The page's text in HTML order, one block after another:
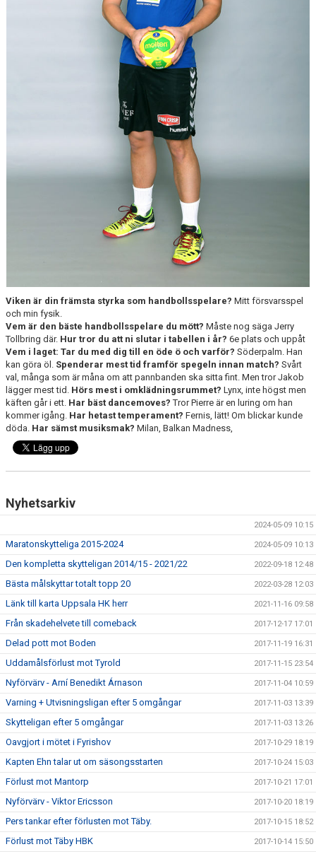
Viken är din främsta styrka som handbollsspelare? Mitt försvarsspel
och min fysik.
Vem är den bäste handbollsspelare du mött? Måste nog säga Jerry
Tollbring där. Hur tror du att ni slutar i tabellen i år? 6e plats och uppåt
Vem i laget: Tar du med dig till en öde ö och varför? Söderpalm. Han
kan göra öl. Spenderar mest tid framför spegeln innan match? Svårt
val, många som är måna om att pannbanden ska sitta fint. Men tror Jakob
lägger mest tid. Hörs mest i omklädningsrummet? Lynx, inte högst men
käften går i ett. Har bäst dancemoves? Tror Pierre är en luring om han
kommer igång. Har hetast temperament? Fernis, lätt! Om blickar kunde
döda. Har sämst musiksmak? Milan, Balkan Madness,
Nyhetsarkiv
2024-05-09 10:15
Maratonskytteliga 2015-2024 2024-05-09 10:13
Den kompletta skytteligan 2014/15 - 2021/22 2022-09-18 12:48
Bästa målskyttar totalt topp 20 2022-03-28 12:03
Länk till karta Uppsala HK herr 2021-11-16 09:58
Från skadehelvete till comeback 2017-12-17 17:01
Delad pott mot Boden 2017-11-19 16:31
Uddamålsförlust mot Tyrold 2017-11-15 23:54
Nyförvärv - Arní Benedikt Árnason 2017-11-04 10:59
Varning + Utvisningsligan efter 5 omgångar 2017-11-03 13:39
Skytteligan efter 5 omgångar 2017-11-03 13:26
Oavgjort i mötet i Fyrishov 2017-10-29 18:19
Kapten Ehn talar ut om säsongsstarten 2017-10-24 15:03
Förlust mot Mantorp 2017-10-21 17:01
Nyförvärv - Viktor Ericsson 2017-10-20 18:19
Pers tankar efter förlusten mot Täby. 2017-10-15 18:52
Förlust mot Täby HBK 2017-10-14 15:50